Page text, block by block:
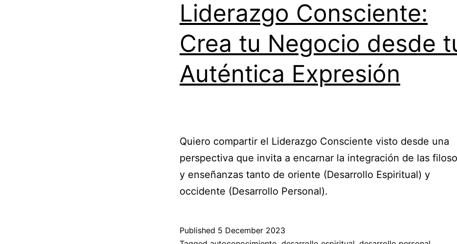
Liderazgo Consciente:
Crea tu Negocio desde
Auténtica Expresión
Quiero compartir el Liderazgo Consciente visto desde una
perspectiva que invita a encarnar la integración de las
y enseñanzas tanto de oriente (Desarrollo Espiritual) y
occidente (Desarrollo Personal).
Published 5 December 2023